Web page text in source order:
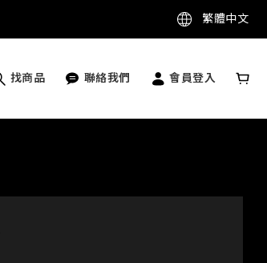
繁體中文
找商品 聯絡我們 會員登入